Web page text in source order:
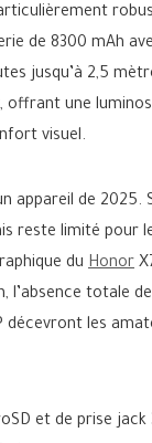
de 8300 mAh
jusqu’à 2,5
offrant une
visuel.
appareil de 2025.
reste limité pour
du Honor
l’absence totale
les
et de prise